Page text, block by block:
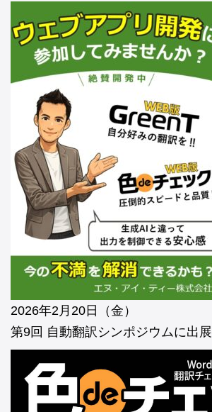
2026年2月20日（金）
第9回 自動翻訳シンポジウムに出展